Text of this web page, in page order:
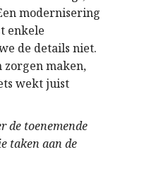
modernisering
enkele
de details niet.
zorgen maken,
wekt juist
de toenemende
taken aan de